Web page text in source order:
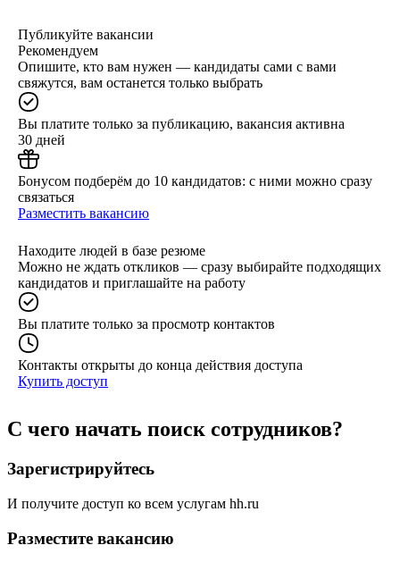
Публикуйте вакансии
Рекомендуем
Опишите, кто вам нужен — кандидаты сами с вами
свяжутся, вам останется только выбрать
Вы платите только за публикацию, вакансия активна
30 дней
Бонусом подберём до 10 кандидатов: с ними можно сразу
связаться
Разместить вакансию
Находите людей в базе резюме
Можно не ждать откликов — сразу выбирайте подходящих
кандидатов и приглашайте на работу
Вы платите только за просмотр контактов
Контакты открыты до конца действия доступа
Купить доступ
С чего начать поиск сотрудников?
Зарегистрируйтесь
И получите доступ ко всем услугам hh.ru
Разместите вакансию